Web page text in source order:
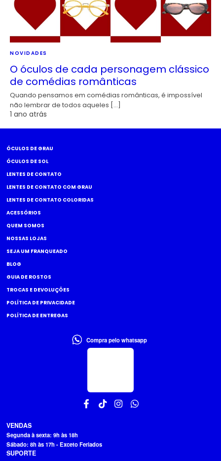
NOVIDADES
O óculos de cada personagem clássico
de comédias românticas
Quando pensamos em comédias românticas, é impossível
não lembrar de todos aqueles […]
1 ano atrás
ÓCULOS DE GRAU
ÓCULOS DE SOL
LENTES DE CONTATO
LENTES DE CONTATO COM GRAU
LENTES DE CONTATO COLORIDAS
ACESSÓRIOS
QUEM SOMOS
NOSSAS LOJAS
SEJA UM FRANQUEADO
BLOG
GUIA DE ROSTOS
TROCAS E DEVOLUÇÕES
POLÍTICA DE PRIVACIDADE
POLÍTICA DE ENTREGAS
Compra pelo whatsapp
VENDAS
Segunda à sexta: 9h às 18h
Sábado: 8h às 17h - Exceto Feriados
SUPORTE